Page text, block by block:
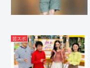
芸スポ